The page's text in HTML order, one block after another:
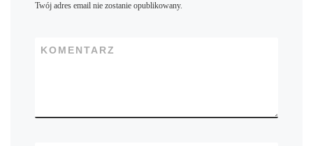
Twój adres email nie zostanie opublikowany.
KOMENTARZ